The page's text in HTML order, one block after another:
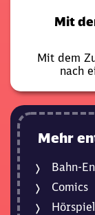
Mit
Mit dem
nach
Mehr
Bahn-
Comics